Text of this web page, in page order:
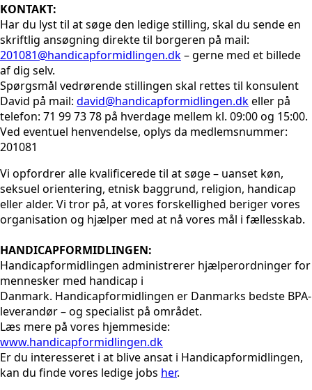
KONTAKT:
Har du lyst til at søge den ledige stilling, skal du sende en
skriftlig ansøgning direkte til borgeren på mail:
201081@handicapformidlingen.dk– gerne med et billede
af dig selv.
Spørgsmål vedrørende stillingen skal rettes til konsulent
David på mail: david@handicapformidlingen.dkeller på
telefon: 71 99 73 78 på hverdage mellem kl. 09:00 og 15:00.
Ved eventuel henvendelse, oplys da medlemsnummer:
201081
Vi opfordrer alle kvalificerede til at søge – uanset køn,
seksuel orientering, etnisk baggrund, religion, handicap
eller alder. Vi tror på, at vores forskellighed beriger vores
organisation og hjælper med at nå vores mål i fællesskab.
HANDICAPFORMIDLINGEN:
Handicapformidlingen administrerer hjælperordninger for
mennesker med handicap i
Danmark. Handicapformidlingen er Danmarks bedste BPA-
leverandør – og specialist på området.
Læs mere på vores hjemmeside:
www.handicapformidlingen.dk
Er du interesseret i at blive ansat i Handicapformidlingen,
kan du finde vores ledige jobs her.